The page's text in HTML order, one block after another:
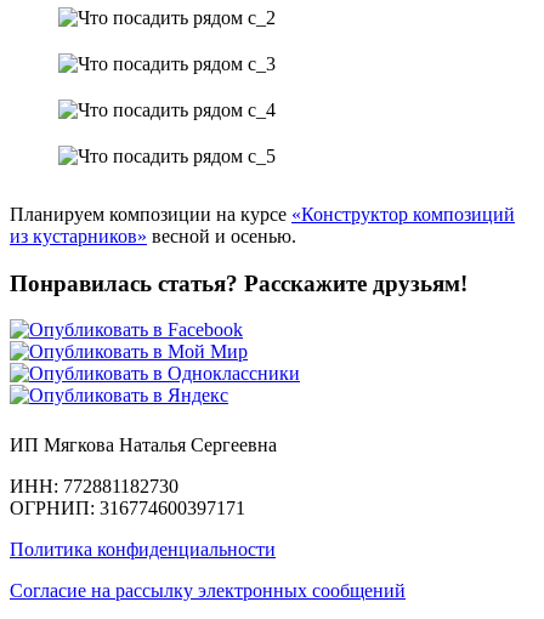
Планируем композиции на курсе «Конструктор композиций
из кустарников» весной и осенью.
Понравилась статья? Расскажите друзьям!
ИП Мягкова Наталья Сергеевна
ИНН: 772881182730
ОГРНИП: 316774600397171
Политика конфиденциальности
Согласие на рассылку электронных сообщений